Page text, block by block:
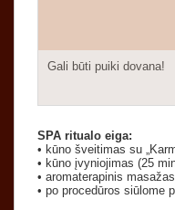
Gali būti puiki dovana!
SPA ritualo eiga:
• kūno šveitimas su
• kūno įvyniojimas (25
• aromaterapinis
• po procedūros siūlome